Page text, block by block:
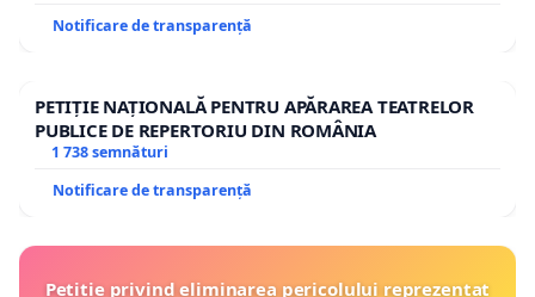
Notificare de transparență
PETIȚIE NAȚIONALĂ PENTRU APĂRAREA TEATRELOR
PUBLICE DE REPERTORIU DIN ROMÂNIA
1 738 semnături
Notificare de transparență
Petiție privind eliminarea pericolului reprezentat